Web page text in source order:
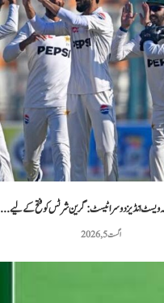
ویسٹ انڈیز دوسرا ٹیسٹ: گرین شرٹس کو فتح کے لیے...
اگست 5, 2026